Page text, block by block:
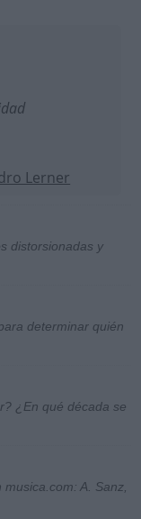
Lerner
distorsionadas y
determinar quién
¿En qué década se
A. Sanz,